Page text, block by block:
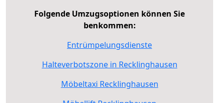
Folgende Umzugsoptionen können Sie
benkommen:
Entrümpelungsdienste
Halteverbotszone in Recklinghausen
Möbeltaxi Recklinghausen